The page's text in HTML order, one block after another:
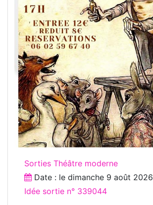
Sorties Théâtre moderne
Date : le dimanche 9 août 2026
Idée sortie n° 339044